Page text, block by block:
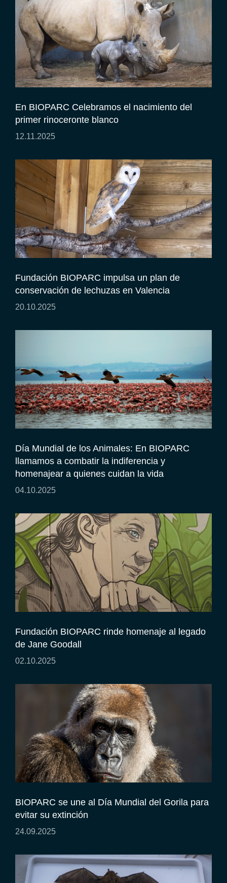
En BIOPARC Celebramos el nacimiento del
primer rinoceronte blanco
12.11.2025
Fundación BIOPARC impulsa un plan de
conservación de lechuzas en Valencia
20.10.2025
Día Mundial de los Animales: En BIOPARC
llamamos a combatir la indiferencia y
homenajear a quienes cuidan la vida
04.10.2025
Fundación BIOPARC rinde homenaje al legado
de Jane Goodall
02.10.2025
BIOPARC se une al Día Mundial del Gorila para
evitar su extinción
24.09.2025